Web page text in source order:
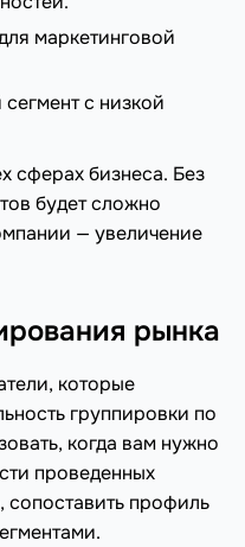
маркетинговой
с низкой
сферах бизнеса. Без
будет сложно
— увеличение
рынка
которые
группировки по
когда вам нужно
проведенных
профиль